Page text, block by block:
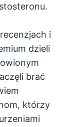
i
dzieli
brać
którzy